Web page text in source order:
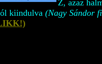
Z, azaz
kiindulva (Nagy Sándor